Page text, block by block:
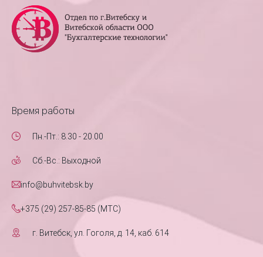
Время работы
Пн.-Пт.: 8.30 - 20.00
Сб.-Вс.: Выходной
info@buhvitebsk.by
+375 (29) 257-85-85 (MTC)
г. Витебск, ул. Гоголя, д. 14, каб. 614